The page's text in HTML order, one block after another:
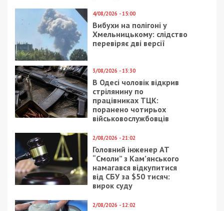
4/08/2026 - 15:00
Вибухи на полігоні у
Хмельницькому: слідство
перевіряє дві версії
3/08/2026 - 13:30
В Одесі чоловік відкрив
стрілянину по
працівниках ТЦК:
поранено чотирьох
військовослужбовців
2/08/2026 - 21:02
Головний інженер АТ
“Смоли” з Кам’янського
намагався відкупитися
від СБУ за $50 тисяч:
вирок суду
2/08/2026 - 12:02